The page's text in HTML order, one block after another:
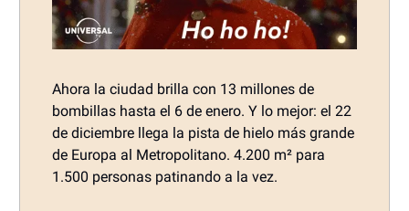
Ahora la ciudad brilla con 13 millones de
bombillas hasta el 6 de enero. Y lo mejor: el 22
de diciembre llega la pista de hielo más grande
de Europa al Metropolitano. 4.200 m² para
1.500 personas patinando a la vez.